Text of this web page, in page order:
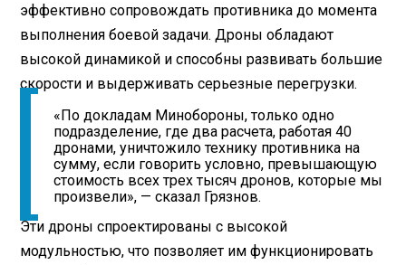
эффективно сопровождать противника до момента
выполнения боевой задачи. Дроны обладают
высокой динамикой и способны развивать большие
скорости и выдерживать серьезные перегрузки.
«По докладам Минобороны, только одно
подразделение, где два расчета, работая 40
дронами, уничтожило технику противника на
сумму, если говорить условно, превышающую
стоимость всех трех тысяч дронов, которые мы
произвели», — сказал Грязнов.
Эти дроны спроектированы с высокой
модульностью, что позволяет им функционировать